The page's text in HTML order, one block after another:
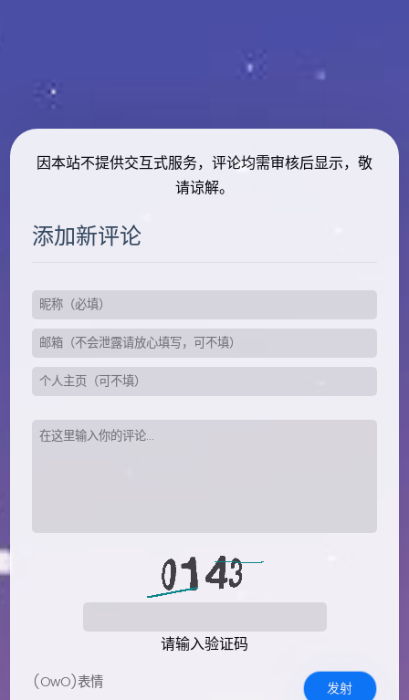
因本站不提供交互式服务，评论均需审核后显示，敬
请谅解。
添加新评论
请输入验证码
(OwO)表情 发射